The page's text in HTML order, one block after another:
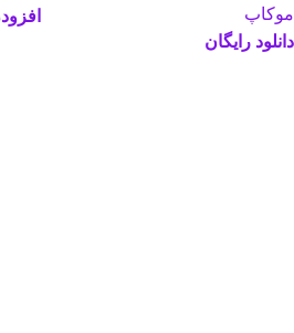
موکاپ
دانلود رایگان